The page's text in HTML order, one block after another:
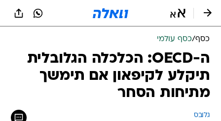
כסף/כסף עולמי
ה-OECD: הכלכלה הגלובלית
תיקלע לקיפאון אם תימשך
מתיחות הסחר
גלובס